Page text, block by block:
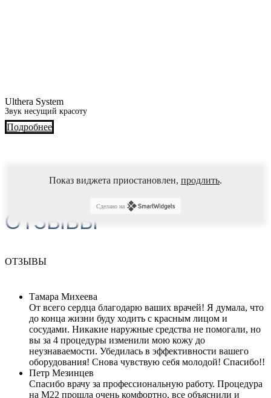
Ulthera System
Звук несущий красоту
Подробнее
ОТЗЫВЫ
Показ виджета приостановлен, продлить.
Сделано на
ОТЗЫВЫ
Тамара Михеева
От всего сердца благодарю ваших врачей! Я думала, что
до конца жизни буду ходить с красным лицом и
сосудами. Никакие наружные средства не помогали, но
вы за 4 процедуры изменили мою кожу до
неузнаваемости. Убедилась в эффективности вашего
оборудования! Снова чувствую себя молодой! Спасибо!!
Петр Мезинцев
Спасибо врачу за профессиональную работу. Процедура
на М22 прошла очень комфортно, все объяснили и